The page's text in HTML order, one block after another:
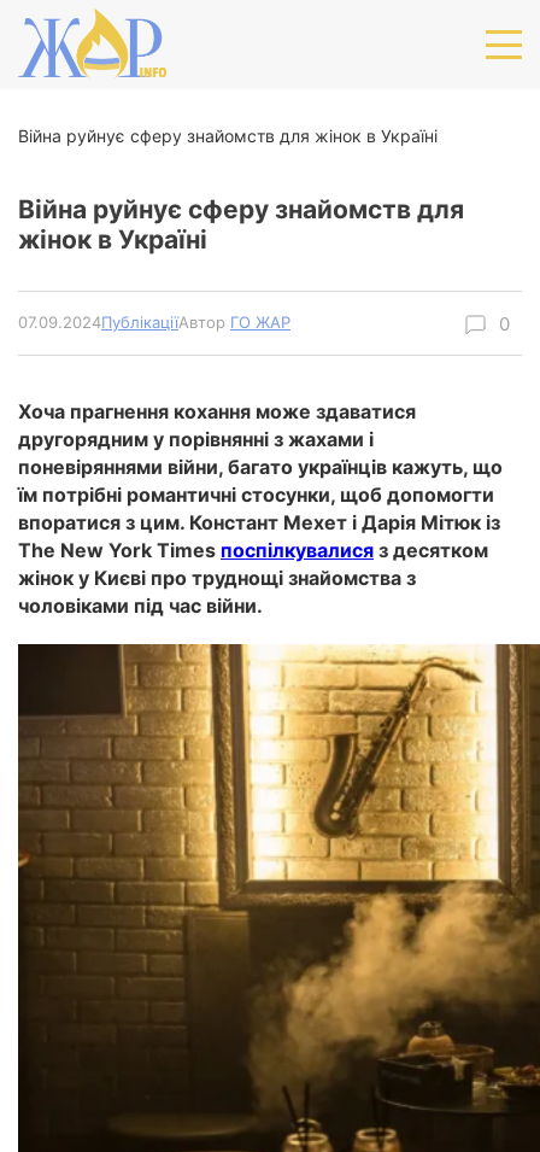
Війна руйнує сферу знайомств для жінок в Україні
Війна руйнує сферу знайомств для
жінок в Україні
07.09.2024ПублікаціїАвтор ГО ЖАР
Хоча прагнення кохання може здаватися
другорядним у порівнянні з жахами і
поневіряннями війни, багато українців кажуть, що
їм потрібні романтичні стосунки, щоб допомогти
впоратися з цим. Констант Мехет і Дарія Мітюк із
The New York Times поспілкувалися з десятком
жінок у Києві про труднощі знайомства з
чоловіками під час війни.